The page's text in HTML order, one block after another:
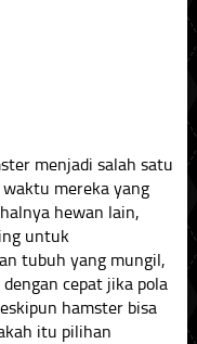
menjadi salah satu
mereka yang
hewan lain,
untuk
tubuh yang mungil,
cepat jika pola
hamster bisa
itu pilihan